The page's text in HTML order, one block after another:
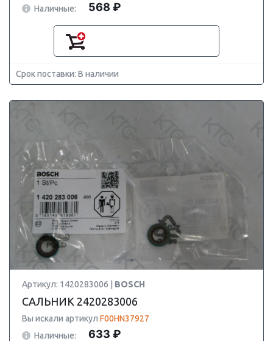
Наличные:
568 ₽
Срок поставки: В наличии
Артикул: 1420283006 | BOSCH
САЛЬНИК 2420283006
Вы искали артикул F00HN37927
Наличные:
633 ₽